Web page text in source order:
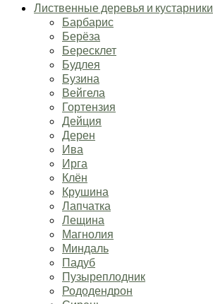
Лиственные деревья и кустарники
Барбарис
Берёза
Бересклет
Будлея
Бузина
Вейгела
Гортензия
Дейция
Дерен
Ива
Ирга
Клён
Крушина
Лапчатка
Лещина
Магнолия
Миндаль
Падуб
Пузыреплодник
Рододендрон